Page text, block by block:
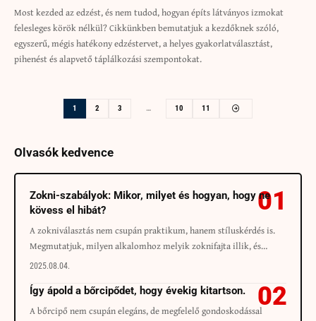
Most kezded az edzést, és nem tudod, hogyan építs látványos izmokat
felesleges körök nélkül? Cikkünkben bemutatjuk a kezdőknek szóló,
egyszerű, mégis hatékony edzéstervet, a helyes gyakorlatválasztást,
pihenést és alapvető táplálkozási szempontokat.
1 2 3 … 10 11
Olvasók kedvence
Zokni-szabályok: Mikor, milyet és hogyan, hogy ne
kövess el hibát?
A zokniválasztás nem csupán praktikum, hanem stíluskérdés is.
Megmutatjuk, milyen alkalomhoz melyik zoknifajta illik, és…
2025.08.04.
Így ápold a bőrcipődet, hogy évekig kitartson.
A bőrcipő nem csupán elegáns, de megfelelő gondoskodással